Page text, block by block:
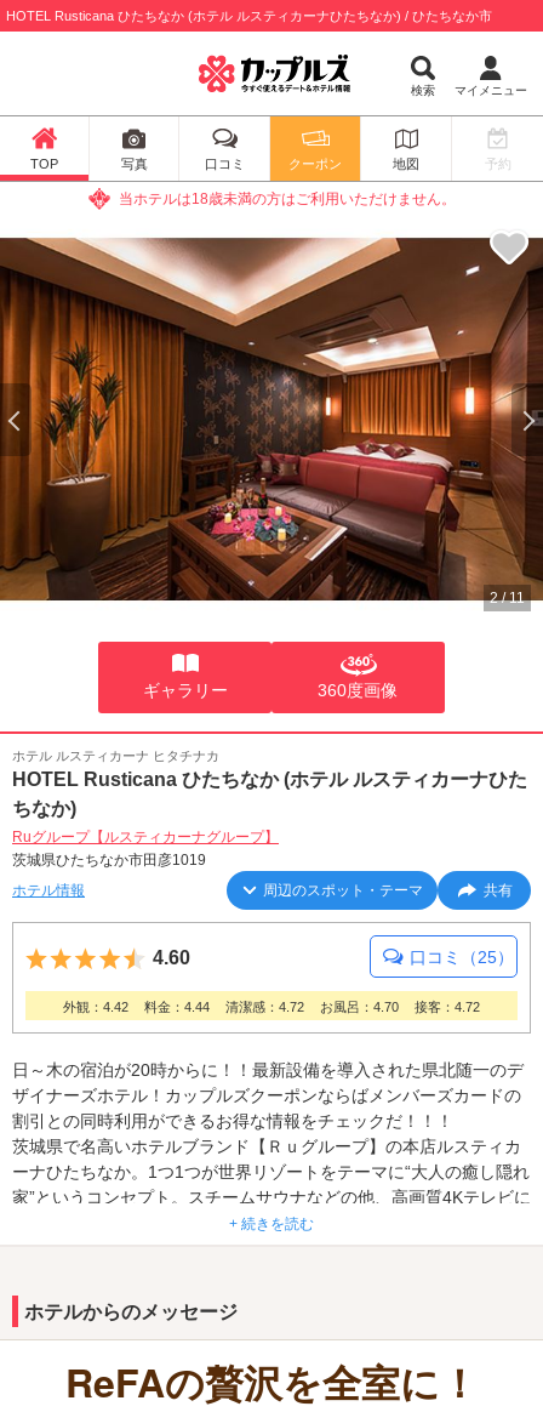
HOTEL Rusticana ひたちなか (ホテル ルスティカーナひたちなか) / ひたちなか市
検索 マイメニュー
TOP 写真 口コミ クーポン 地図 予約
当ホテルは18歳未満の方はご利用いただけません。
2/11
ギャラリー 360度画像
ホテル ルスティカーナ ヒタチナカ
HOTEL Rusticana ひたちなか (ホテル ルスティカーナひた
ちなか)
Ruグループ【ルスティカーナグループ】
茨城県ひたちなか市田彦1019
ホテル情報
周辺のスポット・テーマ 共有
5つ星のうち4.5
4.60 口コミ（25）
外観：4.42 料金：4.44 清潔感：4.72 お風呂：4.70 接客：4.72
日～木の宿泊が20時からに！！最新設備を導入された県北随一のデ
ザイナーズホテル！カップルズクーポンならばメンバーズカードの
割引との同時利用ができるお得な情報をチェックだ！！！
茨城県で名高いホテルブランド【Ｒｕグループ】の本店ルスティカ
ーナひたちなか。1つ1つが世界リゾートをテーマに“大人の癒し隠れ
家”というコンセプト。スチームサウナなどの他、高画質4Kテレビに
より全室フルハイビジョンが実現。Wi-Fiも設置され、スマホなどタ
ブレット端末の利用も快適♪またルームサービスは本格派からスイー
や国営ひたちなか海浜公園などのデートにも◎勝田駅や佐和駅、隣
接の那珂市・東海村・水戸市、北茨城市・高萩市・日立市・常陸大
のルヴィアーナも＠情報公開中、twitter上のツイ得合言葉もチェッ
ク！！】
+ 続きを読む
ホテルからのメッセージ
ReFAの贅沢を全室に！